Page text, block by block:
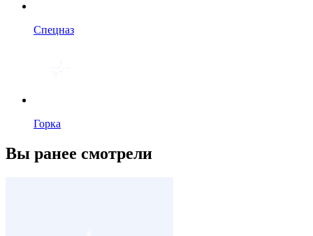
Спецназ
Горка
Вы ранее смотрели